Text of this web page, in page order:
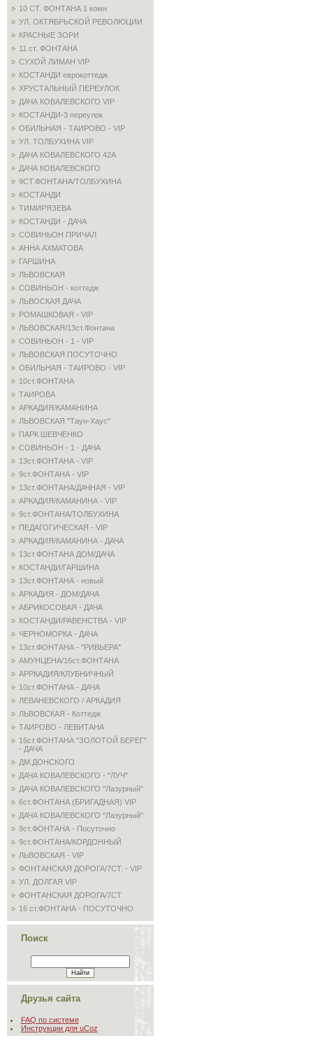
10 СТ. ФОНТАНА 1 комн
УЛ. ОКТЯБРЬСКОЙ РЕВОЛЮЦИИ
КРАСНЫЕ ЗОРИ
11 ст. ФОНТАНА
СУХОЙ ЛИМАН VIP
КОСТАНДИ еврокоттедж
ХРУСТАЛЬНЫЙ ПЕРЕУЛОК
ДАЧА КОВАЛЕВСКОГО VIP
КОСТАНДИ-3 переулок
ОБИЛЬНАЯ - ТАИРОВО - VIP
УЛ. ТОЛБУХИНА VIP
ДАЧА КОВАЛЕВСКОГО 42А
ДАЧА КОВАЛЕВСКОГО
9СТ.ФОНТАНА/ТОЛБУХИНА
КОСТАНДИ
ТИМИРЯЗЕВА
КОСТАНДИ - ДАЧА
СОВИНЬОН ПРИЧАЛ
АННА АХМАТОВА
ГАРШИНА
ЛЬВОВСКАЯ
СОВИНЬОН - коттедж
ЛЬВОСКАЯ ДАЧА
РОМАШКОВАЯ - VIP
ЛЬВОВСКАЯ/13ст.Фонтана
СОВИНЬОН - 1 - VIP
ЛЬВОВСКАЯ ПОСУТОЧНО
ОБИЛЬНАЯ - ТАИРОВО - VIP
10ст.ФОНТАНА
ТАИРОВА
АРКАДИЯ/КАМАНИНА
ЛЬВОВСКАЯ "Таун-Хаус"
ПАРК ШЕВЧЕНКО
СОВИНЬОН - 1 - ДАЧА
13ст.ФОНТАНА - VIP
9ст.ФОНТАНА - VIP
13ст.ФОНТАНА/ДАЧНАЯ - VIP
АРКАДИЯ/КАМАНИНА - VIP
9ст.ФОНТАНА/ТОЛБУХИНА
ПЕДАГОГИЧЕСКАЯ - VIP
АРКАДИЯ/КАМАНИНА - ДАЧА
13ст.ФОНТАНА ДОМ/ДАЧА
КОСТАНДИ/ГАРШИНА
13ст.ФОНТАНА - новый
АРКАДИЯ - ДОМ/ДАЧА
АБРИКОСОВАЯ - ДАЧА
КОСТАНДИ/РАВЕНСТВА - VIP
ЧЕРНОМОРКА - ДАЧА
13ст.ФОНТАНА - "РИВЬЕРА"
АМУНЦЕНА/16ст.ФОНТАНА
АРРКАДИЯ/КЛУБНИЧНЫЙ
10ст.ФОНТАНА - ДАЧА
ЛЕВАНЕВСКОГО / АРКАДИЯ
ЛЬВОВСКАЯ - Коттедж
ТАИРОВО - ЛЕВИТАНА
16ст.ФОНТАНА "ЗОЛОТОЙ БЕРЕГ"
- ДАЧА
ДМ.ДОНСКОГО
ДАЧА КОВАЛЕВСКОГО - "ЛУЧ"
ДАЧА КОВАЛЕВСКОГО "Лазурный"
6ст.ФОНТАНА (БРИГАДНАЯ) VIP
ДАЧА КОВАЛЕВСКОГО "Лазурный"
9ст.ФОНТАНА - Посуточно
9ст.ФОНТАНА/КОРДОННЫЙ
ЛЬВОВСКАЯ - VIP
ФОНТАНСКАЯ ДОРОГА/7СТ. - VIP
УЛ. ДОЛГАЯ VIP
ФОНТАНСКАЯ ДОРОГА/7СТ.
16 ст.ФОНТАНА - ПОСУТОЧНО
Поиск
Друзья сайта
FAQ по системе
Инструкции для uCoz